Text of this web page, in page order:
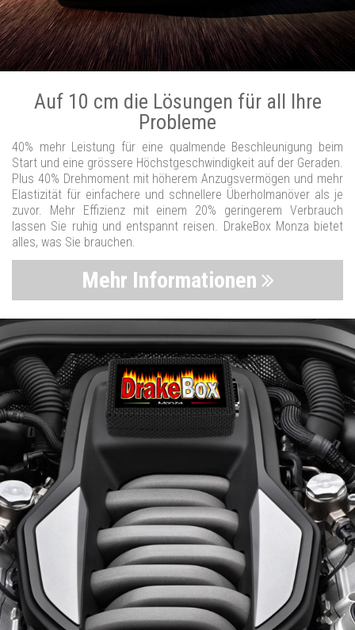
Auf 10 cm die Lösungen für all Ihre
Probleme
40% mehr Leistung für eine qualmende Beschleunigung beim
Start und eine grössere Höchstgeschwindigkeit auf der Geraden.
Plus 40% Drehmoment mit höherem Anzugsvermögen und mehr
Elastizität für einfachere und schnellere Überholmanöver als je
zuvor. Mehr Effizienz mit einem 20% geringerem Verbrauch
lassen Sie ruhig und entspannt reisen. DrakeBox Monza bietet
alles, was Sie brauchen.
Mehr Informationen